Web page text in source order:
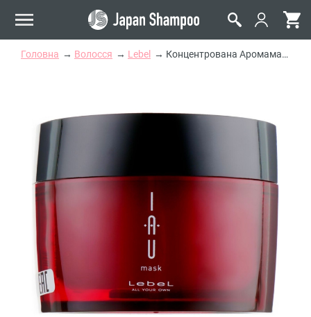
Головна Волосся Lebel Концентрована Аромамаска для Інтенсивного Відновлення Lebel IAU Mask